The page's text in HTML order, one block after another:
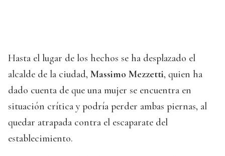
Hasta el lugar de los hechos se ha desplazado el
alcalde de la ciudad, Massimo Mezzetti, quien ha
dado cuenta de que una mujer se encuentra en
situación crítica y podría perder ambas piernas, al
quedar atrapada contra el escaparate del
establecimiento.